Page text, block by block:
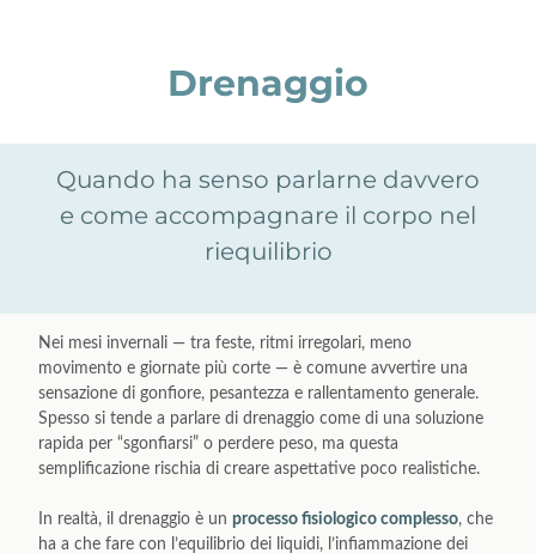
Drenaggio
Quando ha senso parlarne davvero
e come accompagnare il corpo nel
riequilibrio
Nei mesi invernali — tra feste, ritmi irregolari, meno
movimento e giornate più corte — è comune avvertire una
sensazione di gonfiore, pesantezza e rallentamento generale.
Spesso si tende a parlare di drenaggio come di una soluzione
rapida per “sgonfiarsi” o perdere peso, ma questa
semplificazione rischia di creare aspettative poco realistiche.
In realtà, il drenaggio è un processo fisiologico complesso, che
ha a che fare con l’equilibrio dei liquidi, l’infiammazione dei